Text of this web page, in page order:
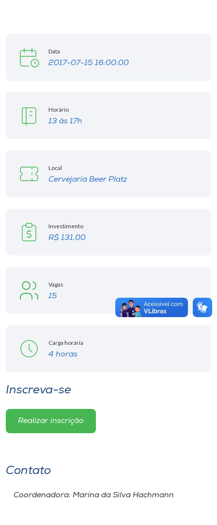
Data
2017-07-15 16:00:00
Horário
13 às 17h
Local
Cervejaria Beer Platz
Investimento
R$ 131,00
Vagas
15
Carga horária
4 horas
Inscreva-se
Realizar inscrição
Contato
Coordenadora: Marina da Silva Hachmann